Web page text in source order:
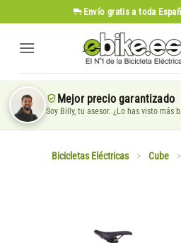
al
contenido
Envío gratis a toda
Mejor precio garantizado
Soy Billy, tu asesor. ¿Lo has visto más
Bicicletas Eléctricas > Cube >